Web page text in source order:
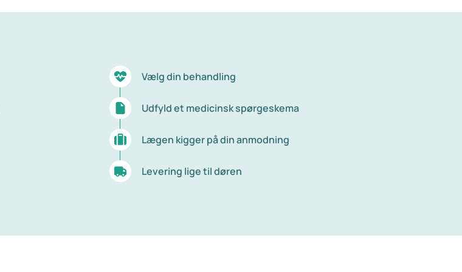
Vælg din behandling
Udfyld et medicinsk spørgeskema
Lægen kigger på din anmodning
Levering lige til døren